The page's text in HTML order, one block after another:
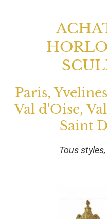
Paris,
Val d'Oise,
Saint
Tous